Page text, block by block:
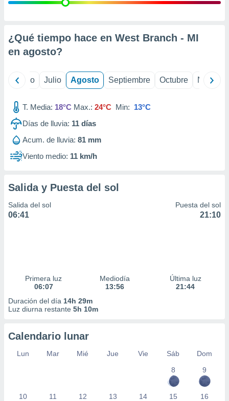
e
mediante
de
1199
¿Qué tiempo hace en West Branch - MI
en agosto?
Junio Julio Agosto Septiembre Octubre
T. Media: 18°C Max.: 24°C Min: 13°C
Días de lluvia: 11 días
Acum. de lluvia: 81 mm
Viento medio: 11 km/h
Salida y Puesta del sol
Salida del sol
06:41
Puesta del sol
21:10
Primera luz
06:07
Mediodía
13:56
Última luz
21:44
Duración del día 14h 29m
Luz diurna restante 5h 10m
Calendario lunar
Lun Mar Mié Jue Vie Sáb
Dom
8
9
10 11 12 13 14 15 16